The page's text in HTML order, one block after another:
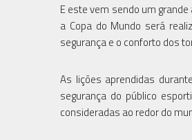
E este vem sendo um
a Copa do Mundo será
segurança e o conforto dos
As lições aprendidas
segurança do público
consideradas ao redor do